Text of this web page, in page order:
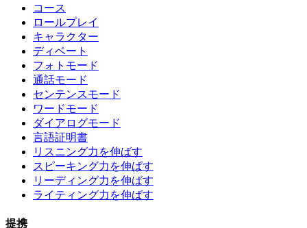
コース
ロールプレイ
キャラクター
ディベート
フォトモード
通話モード
センテンスモード
ワードモード
ダイアログモード
言語証明書
リスニング力を伸ばす
スピーキング力を伸ばす
リーディング力を伸ばす
ライティング力を伸ばす
提携